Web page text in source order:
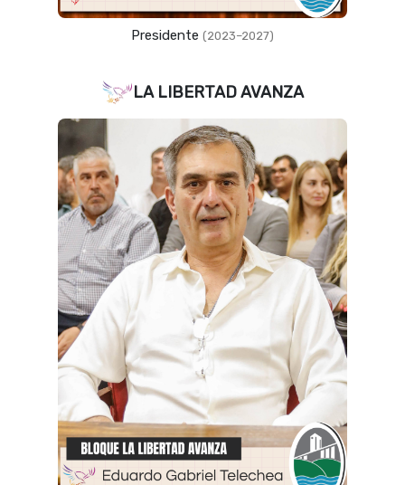
Presidente (2023–2027)
LA LIBERTAD AVANZA